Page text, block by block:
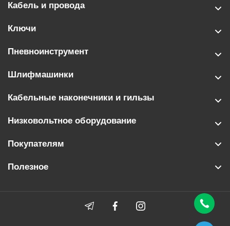
Кабель и провода
Ключи
Пневноинструмент
Шлифмашинки
Кабельные наконечники и гильзы
Низковольтное оборудование
Покупателям
Полезное